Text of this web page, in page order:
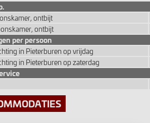
ontbijt
ontbijt
per persoon
in Pieterburen op vrijdag
in Pieterburen op zaterdag